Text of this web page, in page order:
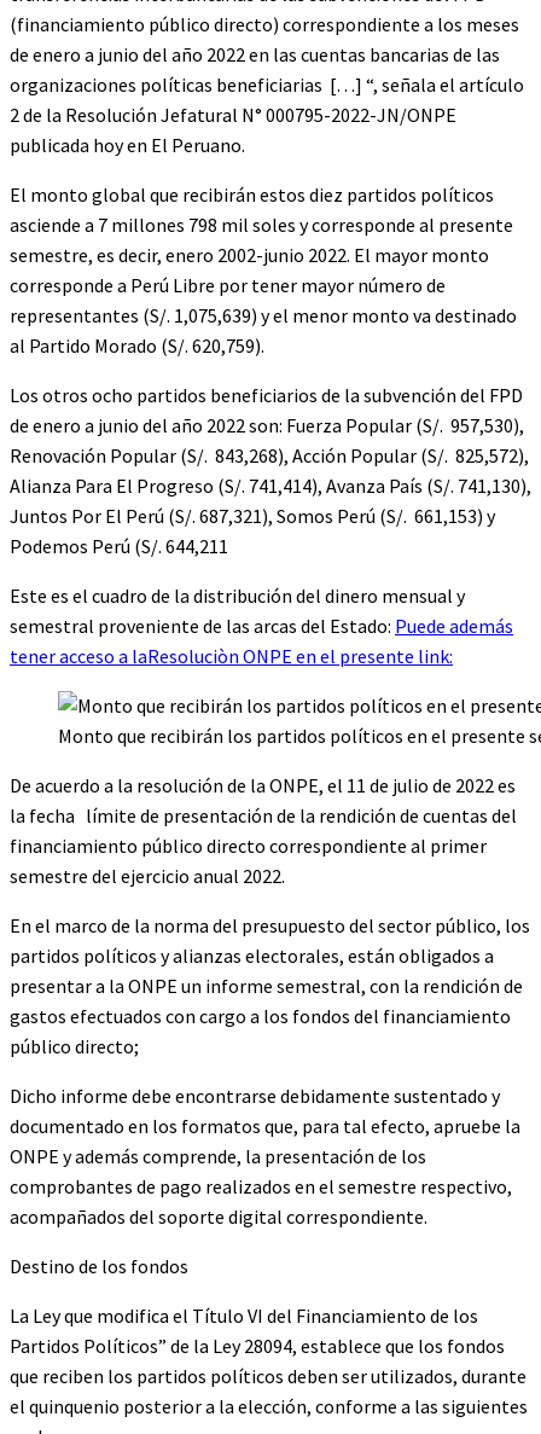
(financiamiento público directo) correspondiente a los meses
de enero a junio del año 2022 en las cuentas bancarias de las
organizaciones políticas beneficiarias […] “, señala el artículo
2 de la Resolución Jefatural N° 000795-2022-JN/ONPE
publicada hoy en El Peruano.
El monto global que recibirán estos diez partidos políticos
asciende a 7 millones 798 mil soles y corresponde al presente
semestre, es decir, enero 2002-junio 2022. El mayor monto
corresponde a Perú Libre por tener mayor número de
representantes (S/. 1,075,639) y el menor monto va destinado
al Partido Morado (S/. 620,759).
Los otros ocho partidos beneficiarios de la subvención del FPD
de enero a junio del año 2022 son: Fuerza Popular (S/. 957,530),
Renovación Popular (S/. 843,268), Acción Popular (S/. 825,572),
Alianza Para El Progreso (S/. 741,414), Avanza País (S/. 741,130),
Juntos Por El Perú (S/. 687,321), Somos Perú (S/. 661,153) y
Podemos Perú (S/. 644,211
Este es el cuadro de la distribución del dinero mensual y
semestral proveniente de las arcas del Estado: Puede además
tener acceso a laResoluciòn ONPE en el presente link:
Monto que recibirán los partidos políticos en el presente
De acuerdo a la resolución de la ONPE, el 11 de julio de 2022 es
la fecha límite de presentación de la rendición de cuentas del
financiamiento público directo correspondiente al primer
semestre del ejercicio anual 2022.
En el marco de la norma del presupuesto del sector público, los
partidos políticos y alianzas electorales, están obligados a
presentar a la ONPE un informe semestral, con la rendición de
gastos efectuados con cargo a los fondos del financiamiento
público directo;
Dicho informe debe encontrarse debidamente sustentado y
documentado en los formatos que, para tal efecto, apruebe la
ONPE y además comprende, la presentación de los
comprobantes de pago realizados en el semestre respectivo,
acompañados del soporte digital correspondiente.
Destino de los fondos
La Ley que modifica el Título VI del Financiamiento de los
Partidos Políticos” de la Ley 28094, establece que los fondos
que reciben los partidos políticos deben ser utilizados, durante
el quinquenio posterior a la elección, conforme a las siguientes